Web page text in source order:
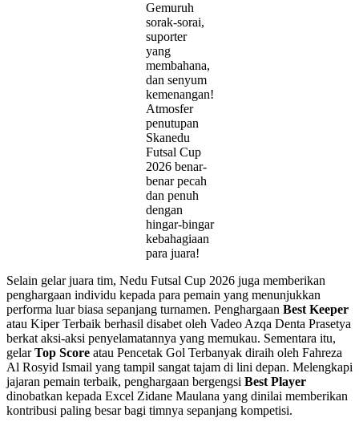
Gemuruh
sorak-sorai,
suporter
yang
membahana,
dan senyum
kemenangan!
Atmosfer
penutupan
Skanedu
Futsal Cup
2026 benar-
benar pecah
dan penuh
dengan
hingar-bingar
kebahagiaan
para juara!
Selain gelar juara tim, Nedu Futsal Cup 2026 juga memberikan
penghargaan individu kepada para pemain yang menunjukkan
performa luar biasa sepanjang turnamen. Penghargaan Best Keeper
atau Kiper Terbaik berhasil disabet oleh Vadeo Azqa Denta Prasetya
berkat aksi-aksi penyelamatannya yang memukau. Sementara itu,
gelarTop Score atau Pencetak Gol Terbanyak diraih oleh Fahreza
Al Rosyid Ismail yang tampil sangat tajam di lini depan. Melengkapi
jajaran pemain terbaik, penghargaan bergengsi Best Player
dinobatkan kepada Excel Zidane Maulana yang dinilai memberikan
kontribusi paling besar bagi timnya sepanjang kompetisi.